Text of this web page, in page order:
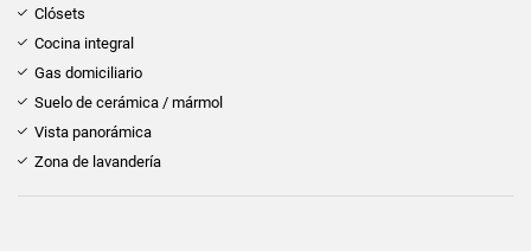
Clósets
Cocina integral
Gas domiciliario
Suelo de cerámica / mármol
Vista panorámica
Zona de lavandería